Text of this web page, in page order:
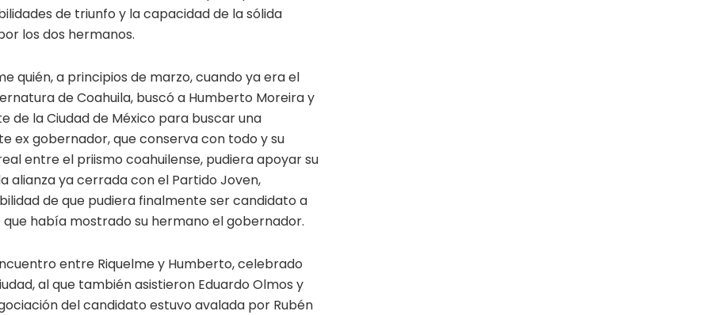
de triunfo y la capacidad de la sólida
los dos hermanos.
quién, a principios de marzo, cuando ya era el
de Coahuila, buscó a Humberto Moreira y
de la Ciudad de México para buscar una
ex gobernador, que conserva con todo y su
entre el priismo coahuilense, pudiera apoyar su
alianza ya cerrada con el Partido Joven,
de que pudiera finalmente ser candidato a
había mostrado su hermano el gobernador.
entre Riquelme y Humberto, celebrado
al que también asistieron Eduardo Olmos y
del candidato estuvo avalada por Rubén